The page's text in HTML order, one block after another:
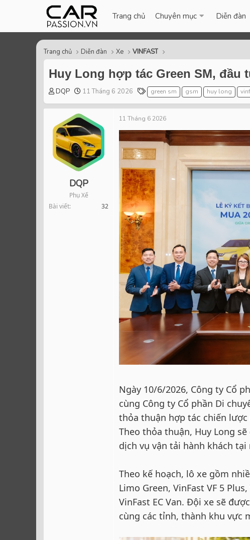
Trang chủ Chuyên mục Diễn đàn
Trang chủ Diễn đàn Xe VINFAST
Huy Long hợp tác Green SM, đầu
T
r
a
d
s
t
r
DQP
S
a
r
t
d
a
t
e
11 Tháng 6 2026
T
a
g
s
green sm gsm huy long
DQP
Phụ Xế
Bài viết
32
11 Tháng 6 2026
Ngày 10/6/2026, Công ty Cổ
cùng Công ty Cổ phần Di
thỏa thuận hợp tác chiến
Theo thỏa thuận, Huy Long
dịch vụ vận tải hành khách
Theo kế hoạch, lô xe gồm
Limo Green, VinFast VF 5
VinFast EC Van. Đội xe sẽ
cùng các tỉnh, thành khu vực